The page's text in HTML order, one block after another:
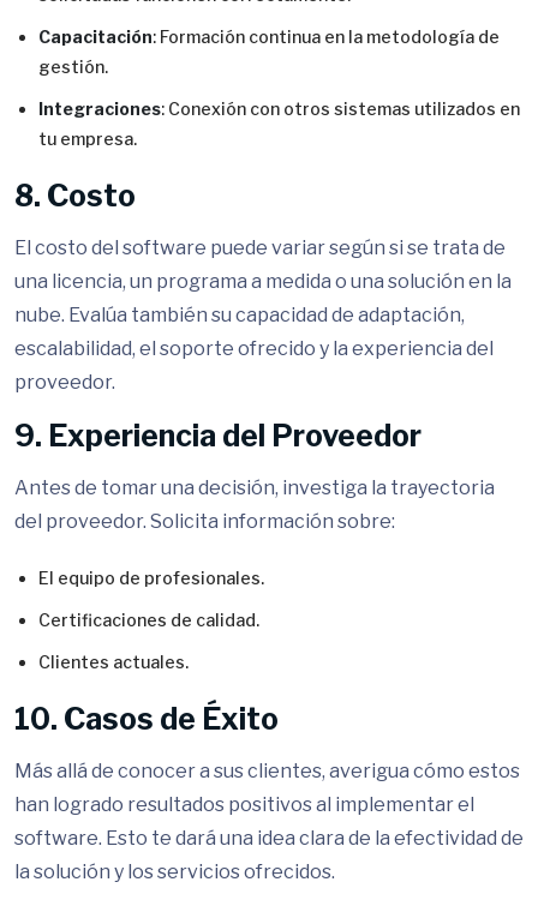
Capacitación: Formación continua en la metodología de
gestión.
Integraciones: Conexión con otros sistemas utilizados en
tu empresa.
8. Costo
El costo del software puede variar según si se trata de
una licencia, un programa a medida o una solución en la
nube. Evalúa también su capacidad de adaptación,
escalabilidad, el soporte ofrecido y la experiencia del
proveedor.
9. Experiencia del Proveedor
Antes de tomar una decisión, investiga la trayectoria
del proveedor. Solicita información sobre:
El equipo de profesionales.
Certificaciones de calidad.
Clientes actuales.
10. Casos de Éxito
Más allá de conocer a sus clientes, averigua cómo estos
han logrado resultados positivos al implementar el
software. Esto te dará una idea clara de la efectividad de
la solución y los servicios ofrecidos.